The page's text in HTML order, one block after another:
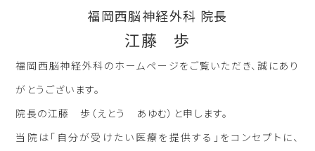
福岡西脳神経外科 院長
江藤 歩
福岡西脳神経外科のホームページをご覧いただき、誠にあり
がとうございます。
院長の江藤 歩（えとう あゆむ）と申します。
当院は「自分が受けたい医療を提供する」をコンセプトに、